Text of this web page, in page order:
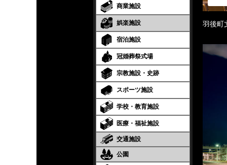
商業施設
娯楽施設
宿泊施設
冠婚葬祭式場
宗教施設・史跡
スポーツ施設
学校・教育施設
医療・福祉施設
交通施設
公園
羽後